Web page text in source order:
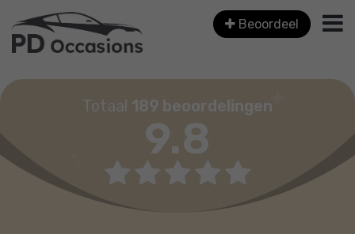
Beoordeel
Totaal 189 beoordelingen
9.8